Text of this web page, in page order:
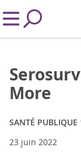
More
SANTÉ PUBLIQUE
23 juin 2022